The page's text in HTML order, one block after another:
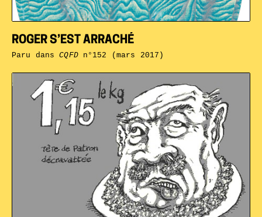
ROGER S’EST ARRACHÉ
Paru dansCQFDn°152 (mars 2017)